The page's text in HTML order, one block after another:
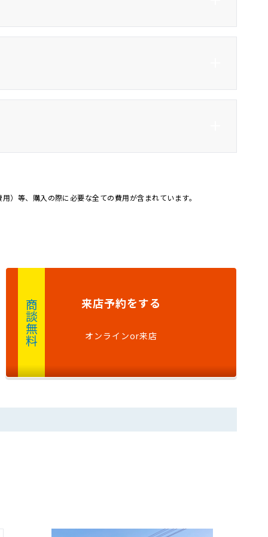
ム
等、購入の際に必要な全ての費用が含まれています。
商談無料 来店予約をする
オンラインor来店